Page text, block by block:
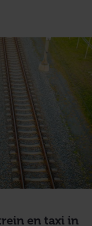
en taxi in